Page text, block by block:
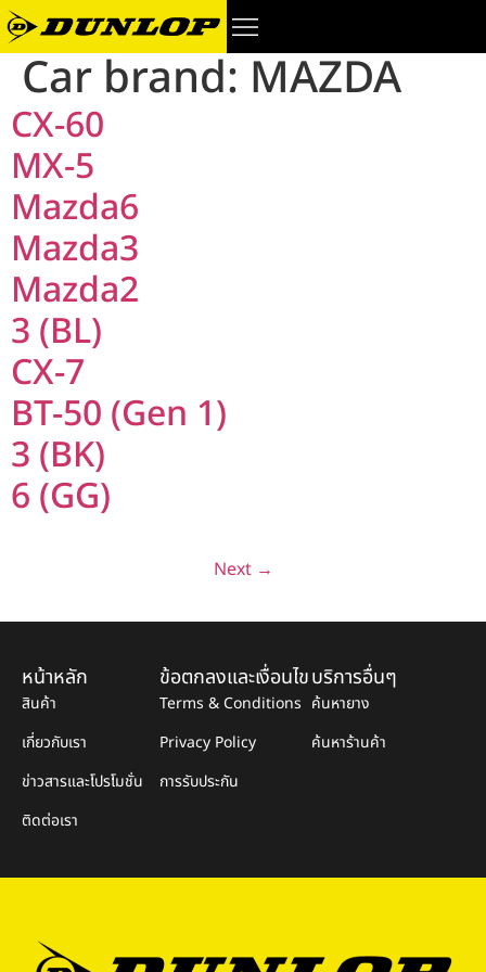
Car brand: MAZDA
CX-60
MX-5
Mazda6
Mazda3
Mazda2
3 (BL)
CX-7
BT-50 (Gen 1)
3 (BK)
6 (GG)
Next →
หน้าหลัก
สินค้า
เกี่ยวกับเรา
ข่าวสารและโปรโมชั่น
ติดต่อเรา
ข้อตกลงและเงื่อนไข
Terms & Conditions
Privacy Policy
การรับประกัน
บริการอื่นๆ
ค้นหายาง
ค้นหาร้านค้า